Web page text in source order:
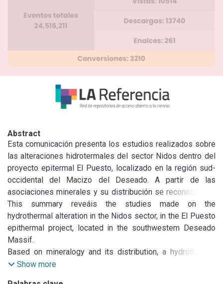
Abstract
Esta comunicación presenta los estudios realizados sobre
las alteraciones hidrotermales del sector Nidos dentro del
proyecto epitermal El Puesto, localizado en la región sud-
occidental del Macizo del Deseado. A partir de las
asociaciones minerales y su distribución se reconoció una
zonación de alteraciones hidrotermales desde alteración
argílica avanzada y silicificación cercana a la superficie
hasta una alteración argílica intermedia con vetillas
portadoras de metales preciosos, enprofundidad. Estas
alteraciones se desarrollan sobre unpórfido dacítico de
edad jurásica.
This summary reveáis the studies made on the
hydrothermal alteration in the Nidos sector, in the El Puesto
epithermal project, located in the southwestem Deseado
Massif.
Based on mineralogy and its distribution, a hydrothermal
alteration zonation was defined from advanced argillic
Show more